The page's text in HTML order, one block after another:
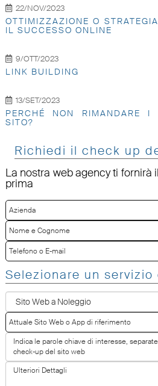
22/NOV/2023
OTTIMIZZAZIONE O
IL SUCCESSO ONLINE
9/OTT/2023
LINK BUILDING
13/SET/2023
PERCHÉ NON RIMANDARE
SITO?
Richiedi il check up
La nostra web agency ti fornirà
prima
Selezionare un